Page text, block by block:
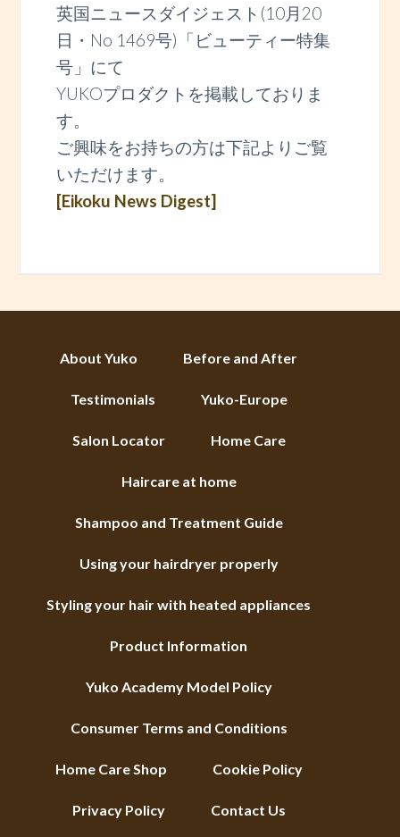
英国ニュースダイジェスト(10月20
日・No 1469号)「ビューティー特集
号」にて
YUKOプロダクトを掲載しておりま
す。
ご興味をお持ちの方は下記よりご覧
いただけます。
[Eikoku News Digest]
About Yuko Before and After
Testimonials Yuko-Europe
Salon Locator Home Care
Haircare at home
Shampoo and Treatment Guide
Using your hairdryer properly
Styling your hair with heated appliances
Product Information
Yuko Academy Model Policy
Consumer Terms and Conditions
Home Care Shop Cookie Policy
Privacy Policy Contact Us